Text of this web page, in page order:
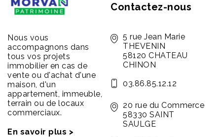
Nous vous
accompagnons dans
tous vos projets
immobilier en cas de
vente ou d'achat d'une
maison, d'un
appartement, immeuble,
terrain ou de locaux
commerciaux.
En savoir plus >
Contactez-nous
5 rue Jean Marie
THEVENIN
58120 CHATEAU
CHINON
03.86.85.12.12
20 rue du Commerce
58330 SAINT
SAULGE